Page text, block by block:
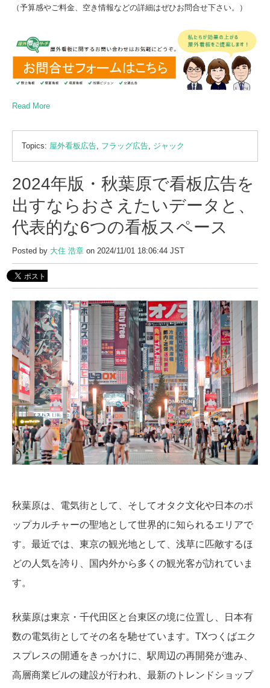
（予算感やご料金、空き情報などの詳細はぜひお問合せ下さい。）
Read More
Topics: 屋外看板広告 フラッグ広告 ジャック
2024年版・秋葉原で看板広告を
出すならおさえたいデータと、
代表的な6つの看板スペース
Posted by 大住 浩章 on 2024/11/01 18:06:44 JST
秋葉原は、電気街として、そしてオタク文化や日本のポ
ップカルチャーの聖地として世界的に知られるエリアで
す。最近では、東京の観光地として、浅草に匹敵するほ
どの人気を誇り、国内外から多くの観光客が訪れていま
す。
秋葉原は東京・千代田区と台東区の境に位置し、日本有
数の電気街としてその名を馳せています。TXつくばエク
スプレスの開通をきっかけに、駅周辺の再開発が進み、
高層商業ビルの建設が行われ、最新のトレンドショップ